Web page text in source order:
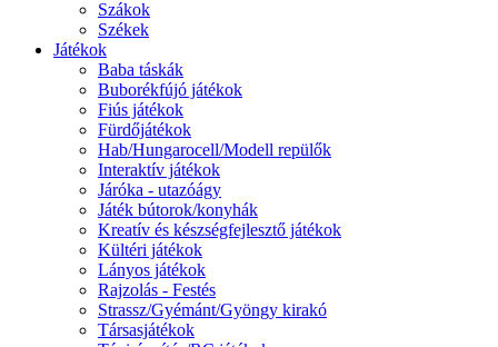
Szákok
Székek
Játékok
Baba táskák
Buborékfújó játékok
Fiús játékok
Fürdőjátékok
Hab/Hungarocell/Modell repülők
Interaktív játékok
Járóka - utazóágy
Játék bútorok/konyhák
Kreatív és készségfejlesztő játékok
Kültéri játékok
Lányos játékok
Rajzolás - Festés
Strassz/Gyémánt/Gyöngy kirakó
Társasjátékok